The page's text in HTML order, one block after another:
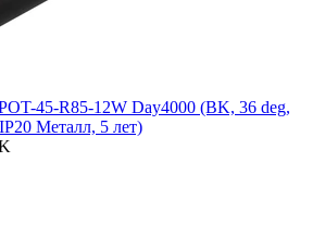
45-R85-12W Day4000 (BK, 36 deg,
Металл, 5 лет)